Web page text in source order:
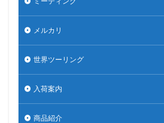
メルカリ
世界ツーリング
入荷案内
商品紹介